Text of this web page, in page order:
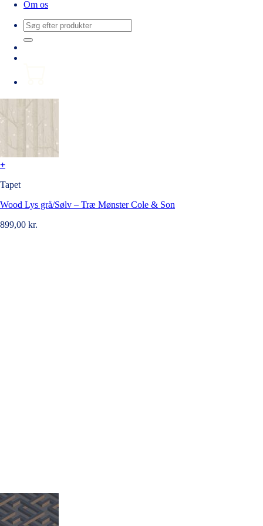
Om os
Søg
efter:
+
Tapet
Wood Lys grå/Sølv – Træ Mønster Cole & Son
899,00 kr.